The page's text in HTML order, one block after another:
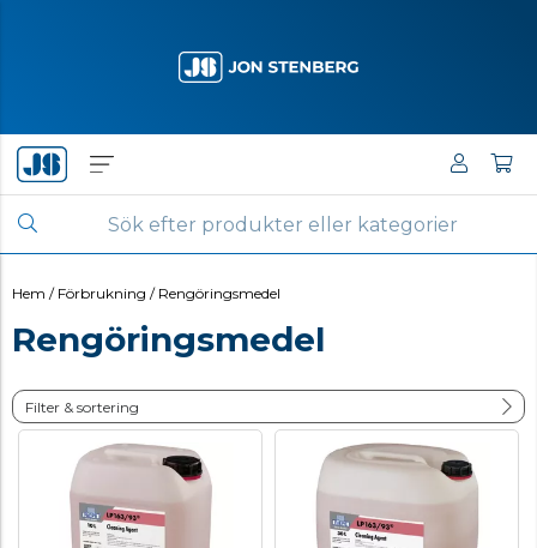
Hem / Förbrukning / Rengöringsmedel
Rengöringsmedel
Filter & sortering